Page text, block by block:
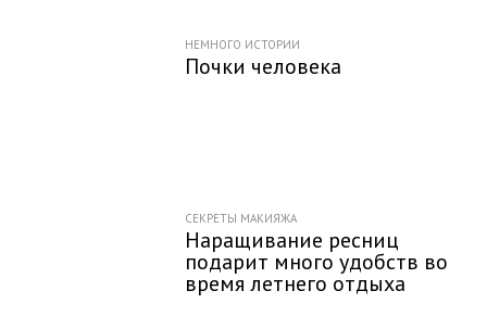
НЕМНОГО ИСТОРИИ
Почки человека
СЕКРЕТЫ МАКИЯЖА
Наращивание ресниц
подарит много удобств во
время летнего отдыха